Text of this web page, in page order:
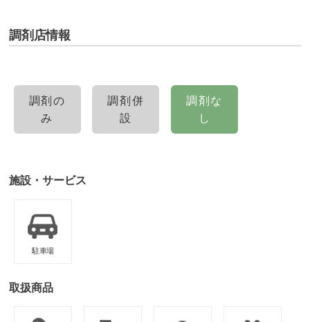
調剤店情報
調剤の
み
調剤併
設
調剤な
し
施設・サービス
駐車場
取扱商品